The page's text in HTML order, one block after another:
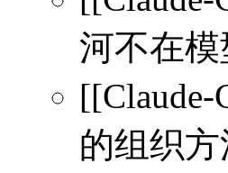
河不在模
的组织